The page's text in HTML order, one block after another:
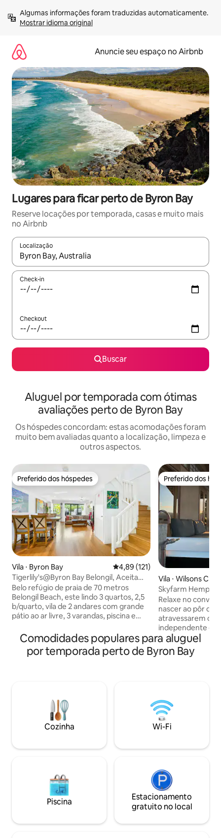
para
Mostrar idioma original
Anuncie seu espaço no Airbnb
Lugares para ficar perto de Byron Bay
Reserve locações por temporada, casas e muito mais
no Airbnb
Localização
Quando os resultados estiverem disponíveis, explore-os
Check-in
Checkout
Buscar
Aluguel por temporada com ótimas
avaliações perto de Byron Bay
Os hóspedes concordam: estas acomodações foram
muito bem avaliadas quanto a localização, limpeza e
outros aspectos.
Preferido dos hóspedes
Preferido dos hóspedes
Vila ⋅ Byron Bay 4,89 de uma avaliação média de
4,89 (121)
Tigerlily's@Byron Bay Belongil, Aceita
animais de estimação, piscina
Belo refúgio de praia de 70 metros
Belongil Beach, este lindo 3 quartos, 2,5
b/quarto, vila de 2 andares com grande
pátio ao ar livre, 3 varandas, piscina e
para se basear enquanto desfruta de
tudo o que Byron tem para oferecer e
apenas a 2 minutos de carro, ou uma
distância. Relaxe à beira da piscina, nade
nas águas cristalinas da Praia de Belongil
e assista ao pôr do sol sobre as
montanhas.
Preferido dos
Preferido dos
Vila ⋅ Wilsons
Skyfarm Hemp
de Byron
Relaxe no
nascer ao pôr do
atravessarem o
independente
de gado em
distantes do
imerso no
natural,
reciclada. O piso inferior é espaçoso sala
de estar-jantar-
banheiro. No loft
Comodidades populares para aluguel
por temporada perto de Byron Bay
Cozinha Wi-Fi
Piscina
Estacionamento
gratuito no local